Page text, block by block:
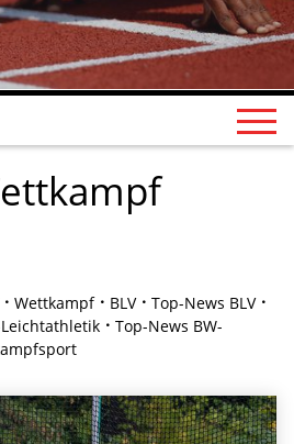
Wettkampf BLV
Top-News BLV
Leichtathletik
Top-News BW-